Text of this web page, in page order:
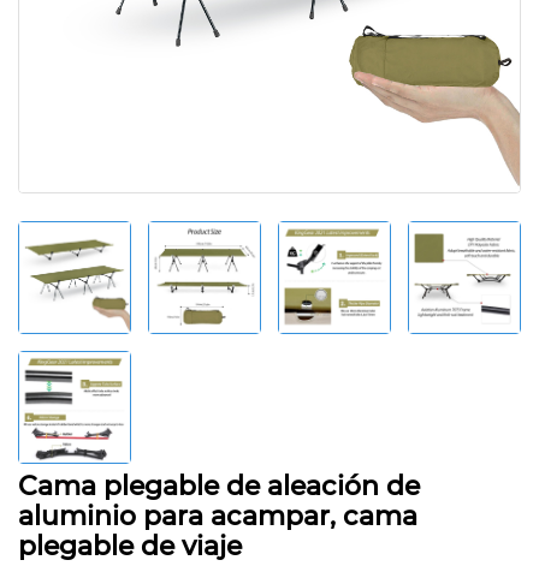
Cama plegable de aleación de
aluminio para acampar, cama
plegable de viaje